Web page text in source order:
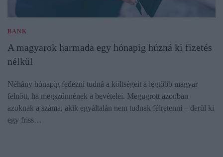
BANK
A magyarok harmada egy hónapig húzná ki fizetés
nélkül
Néhány hónapig fedezni tudná a költségeit a legtöbb magyar
felnőtt, ha megszűnnének a bevételei. Megugrott azonban
azoknak a száma, akik egyáltalán nem tudnak félretenni – derül ki
egy friss…